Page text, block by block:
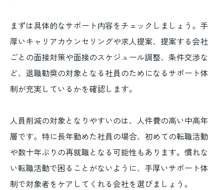
まずは具体的なサポート内容をチェックしましょう。手
厚いキャリアカウンセリングや求人提案、提案する会社
ごとの面接対策や面接のスケジュール調整、条件交渉な
ど、退職勧奨の対象となる社員のためになるサポート体
制が充実しているかを確認します。
人員削減の対象となりやすいのは、人件費の高い中高年
層です。特に長年勤めた社員の場合、初めての転職活動
や数十年ぶりの再就職となる可能性もあります。慣れな
い転職活動で困ることがないように、手厚いサポート体
制で対象者をケアしてくれる会社を選びましょう。